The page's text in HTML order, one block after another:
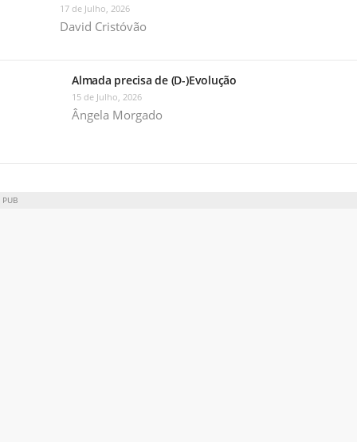
17 de Julho, 2026
David Cristóvão
Almada precisa de (D-)Evolução
15 de Julho, 2026
Ângela Morgado
PUB